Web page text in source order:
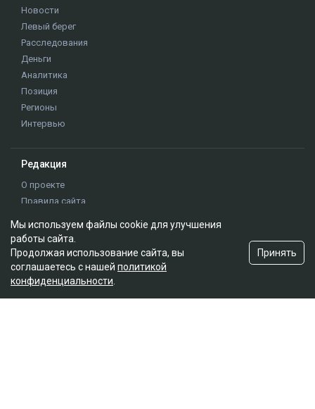
Новости
Левый берег
Расследования
Деньги
Аналитика
Позиция
Регионы
Интервью
Редакция
О проекте
Правила сайта
Контакты
Редакционная политика
Мы в социальных сетях
Мы используем файлы cookie для улучшения
работы сайта.
Продолжая использование сайта, вы
соглашаетесь с нашей политикой
конфиденциальности
Принять